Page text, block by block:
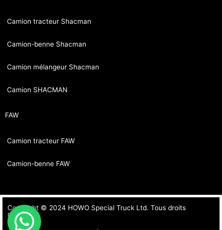
Camion tracteur Shacman
Camion-benne Shacman
Camion mélangeur Shacman
Camion SHACMAN
FAW
Camion tracteur FAW
Camion-benne FAW
Copyright © 2024 HOWO Special Truck Ltd. Tous droits
réservés.